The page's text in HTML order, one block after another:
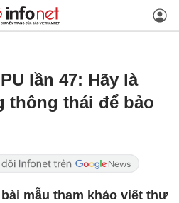
lần 47: Hãy là
thông thái để bảo
mẫu tham khảo viết thư